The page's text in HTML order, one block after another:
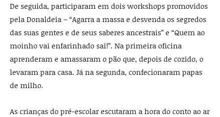
De seguida, participaram em dois workshops promovidos
pela Donaldeia – “Agarra a massa e desvenda os segredos
das suas gentes e de seus saberes ancestrais” e “Quem ao
moinho vai enfarinhado sai!”. Na primeira oficina
aprenderam e amassaram o pão que, depois de cozido, o
levaram para casa. Já na segunda, confecionaram papas
de milho.
As crianças do pré-escolar escutaram a hora do conto ao ar